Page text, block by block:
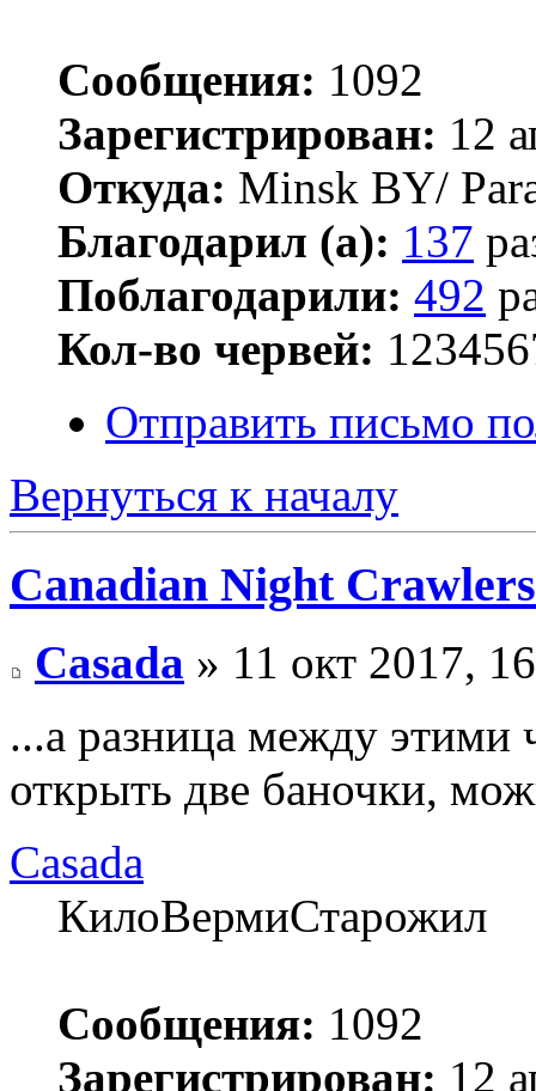
Сообщения: 1092
Зарегистрирован: 12
Откуда: Minsk BY/
Благодарил (а): 137
Поблагодарили: 492
Кол-во червей:
Отправить письмо
Вернуться к началу
Canadian Night Crawlers
Casada » 11 окт 2017,
...а разница между этими
открыть две баночки,
Casada
КилоВермиСтарожил
Сообщения: 1092
Зарегистрирован: 12